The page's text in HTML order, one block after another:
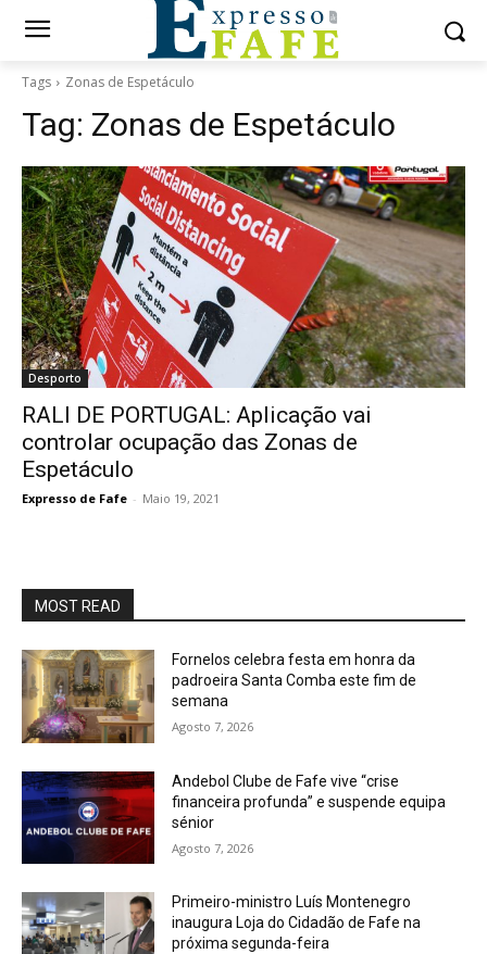
Tags Zonas de Espetáculo
Tag: Zonas de Espetáculo
Desporto
RALI DE PORTUGAL: Aplicação vai
controlar ocupação das Zonas de
Espetáculo
Expresso de Fafe - Maio 19, 2021
MOST READ
Fornelos celebra festa em honra da
padroeira Santa Comba este fim de
semana
Agosto 7, 2026
Andebol Clube de Fafe vive “crise
financeira profunda” e suspende equipa
sénior
Agosto 7, 2026
Primeiro-ministro Luís Montenegro
inaugura Loja do Cidadão de Fafe na
próxima segunda-feira